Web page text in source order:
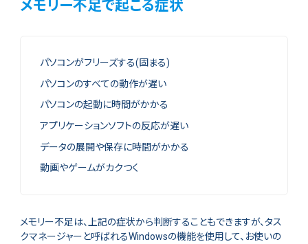
メモリー不足で起こる症状
パソコンがフリーズする(固まる)
パソコンのすべての動作が遅い
パソコンの起動に時間がかかる
アプリケーションソフトの反応が遅い
データの展開や保存に時間がかかる
動画やゲームがカクつく
メモリー不足は、上記の症状から判断することもできますが、タス
クマネージャーと呼ばれるWindowsの機能を使用して、お使いの